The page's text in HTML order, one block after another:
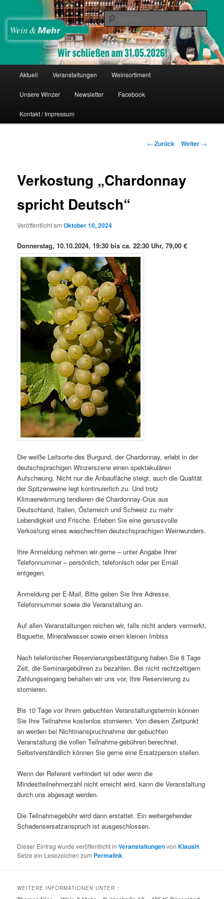
Inhalt
wechseln
Wein & Mehr
Thomas Nies
Aktuell Veranstaltungen Weinsortiment
Unsere Winzer Newsletter Facebook
Kontakt / Impressum
Beitrags-
← Zurück Weiter →
Verkostung „Chardonnay
spricht Deutsch“
Veröffentlicht amOktober 10, 2024
Donnerstag, 10.10.2024, 19:30 bis ca. 22:30 Uhr, 79,00 €
Die weiße Leitsorte des Burgund, der Chardonnay, erlebt in der
deutschsprachigen Winzerszene einen spektakulären
Aufschwung. Nicht nur die Anbaufläche steigt, auch die Qualität
der Spitzenweine legt kontinuierlich zu. Und trotz
Klimaerwärmung tendieren die Chardonnay-Crus aus
Deutschland, Italien, Österreich und Schweiz zu mehr
Lebendigkeit und Frische. Erleben Sie eine genussvolle
Verkostung eines waschechten deutschsprachigen Weinwunders.
Ihre Anmeldung nehmen wir gerne – unter Angabe Ihrer
Telefonnummer – persönlich, telefonisch oder per Email
entgegen.
Anmeldung per E-Mail, Bitte geben Sie Ihre Adresse,
Telefonnummer sowie die Veranstaltung an.
Auf allen Veranstaltungen reichen wir, falls nicht anders vermerkt,
Baguette, Mineralwasser sowie einen kleinen Imbiss
Nach telefonischer Reservierungsbestätigung haben Sie 8 Tage
Zeit, die Seminargebühren zu bezahlen. Bei nicht rechtzeitigem
Zahlungseingang behalten wir uns vor, Ihre Reservierung zu
stornieren.
Bis 10 Tage vor Ihrem gebuchten Veranstaltungstermin können
Sie Ihre Teilnahme kostenlos stornieren. Von diesem Zeitpunkt
an werden bei Nichtinanspruchnahme der gebuchten
Veranstaltung die vollen Teilnahme-gebühren berechnet.
Selbstverständlich können Sie gerne eine Ersatzperson stellen.
Wenn der Referent verhindert ist oder wenn die
Mindestteilnehmerzahl nicht erreicht wird, kann die Veranstaltung
durch uns abgesagt werden.
Die Teilnahmegebühr wird dann erstattet. Ein weitergehender
Schadensersatzanspruch ist ausgeschlossen.
Dieser Eintrag wurde veröffentlicht inVeranstaltungenvonKlausH.
Setze ein Lesezeichen zum Permalink.
WEITERE INFORMATIONEN UNTER :